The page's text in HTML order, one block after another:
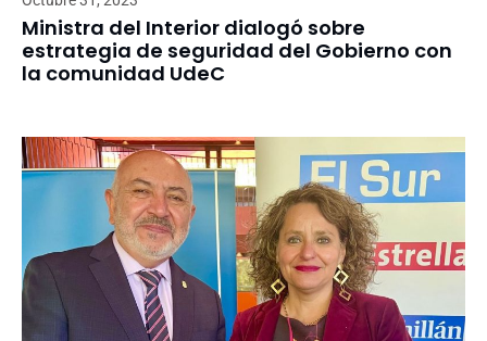
Ministra del Interior dialogó sobre
estrategia de seguridad del Gobierno con
la comunidad UdeC